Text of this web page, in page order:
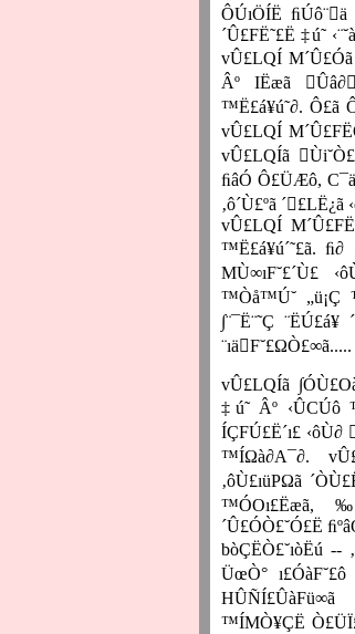
ÔÚıÖÍË
´Û£FË˜£Ë ‡ú˜
vÛ£LQÍ M´Û£Óã
Âº IËæã
™Ë£á¥ú˜∂. Ô£ã
vÛ£LQÍ
vÛ£LQÍã
ﬁâÓ Ô£ÜÆô,
‚ô´Ù£ºã
vÛ£LQÍ
™Ë£á¥ú´˜£ã. ﬁ∂
MÙ∞ıF˘£´Ù£
™Òå™Ú˘ „ü¡Ç
∫¨¯Ë¨˜Ç
¨ıäF˘£ΩÒ£∞ã.....
vÛ£LQÍã
‡ú˜ Âº ‹ÛCÚô
ÍÇFÚ£Ë´ı£ ‹ôÙ∂
™ÍΩà∂A¯∂.
‚ôÙ£ıüPΩã
™ÓOı£Ëæã,
´Û£ÓÒ£˘Ó£Ë
bòÇËÒ£˘ıòËú --
ÜœÒ°
™ÍMÒ¥ÇË